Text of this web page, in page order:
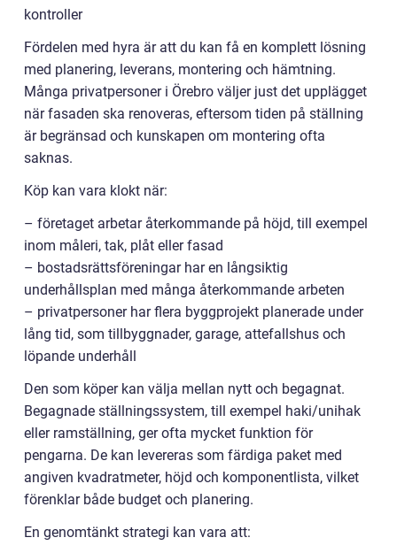
kontroller
Fördelen med hyra är att du kan få en komplett lösning
med planering, leverans, montering och hämtning.
Många privatpersoner i Örebro väljer just det upplägget
när fasaden ska renoveras, eftersom tiden på ställning
är begränsad och kunskapen om montering ofta
saknas.
Köp kan vara klokt när:
– företaget arbetar återkommande på höjd, till exempel
inom måleri, tak, plåt eller fasad
– bostadsrättsföreningar har en långsiktig
underhållsplan med många återkommande arbeten
– privatpersoner har flera byggprojekt planerade under
lång tid, som tillbyggnader, garage, attefallshus och
löpande underhåll
Den som köper kan välja mellan nytt och begagnat.
Begagnade ställningssystem, till exempel haki/unihak
eller ramställning, ger ofta mycket funktion för
pengarna. De kan levereras som färdiga paket med
angiven kvadratmeter, höjd och komponentlista, vilket
förenklar både budget och planering.
En genomtänkt strategi kan vara att: